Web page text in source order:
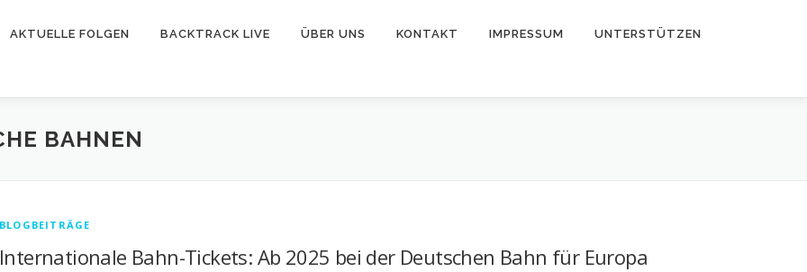
AKTUELLE FOLGEN BACKTRACK LIVE ÜBER UNS KONTAKT IMPRESSUM UNTERSTÜTZEN
BAHNEN
BLOGBEITRÄGE
Internationale Bahn-Tickets: Ab 2025 bei der Deutschen Bahn für Europa